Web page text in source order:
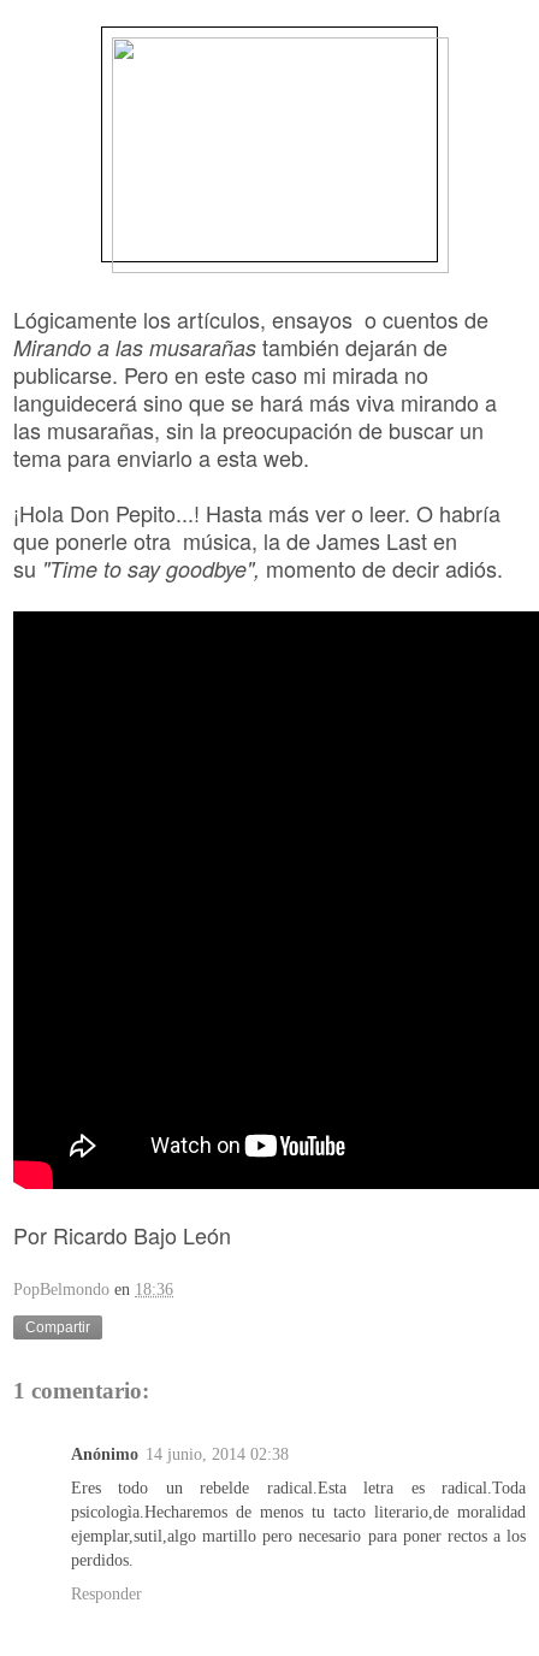
Lógicamente los artículos, ensayos o cuentos de
Mirando a las musarañas también dejarán de
publicarse. Pero en este caso mi mirada no
languidecerá sino que se hará más viva mirando a
las musarañas, sin la preocupación de buscar un
tema para enviarlo a esta web.
¡Hola Don Pepito...! Hasta más ver o leer. O habría
que ponerle otra música, la de James Last en
su "Time to say goodbye", momento de decir adiós.
Por Ricardo Bajo León
PopBelmondo en 18:36
Compartir
1 comentario:
Anónimo 14 junio, 2014 02:38
Eres todo un rebelde radical.Esta letra es radical.Toda
psicologìa.Hecharemos de menos tu tacto literario,de moralidad
ejemplar,sutil,algo martillo pero necesario para poner rectos a los
perdidos.
Responder